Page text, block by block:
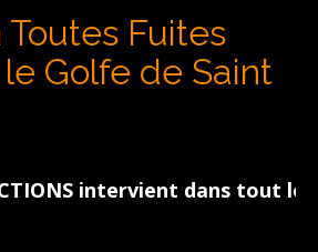
Fuites
Golfe de Saint
intervient dans tout le